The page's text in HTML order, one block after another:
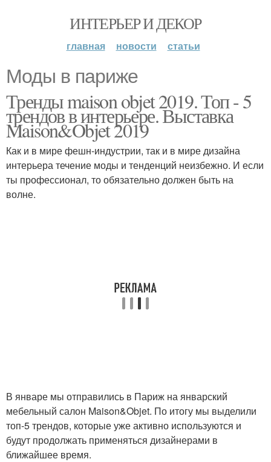
ИНТЕРЬЕР И ДЕКОР
главная новости статьи
Моды в париже
Тренды maison objet 2019. Топ - 5
трендов в интерьере. Выставка
Maison&Objet 2019
Как и в мире фешн-индустрии, так и в мире дизайна
интерьера течение моды и тенденций неизбежно. И если
ты профессионал, то обязательно должен быть на
волне.
В январе мы отправились в Париж на январский
мебельный салон Maison&Objet. По итогу мы выделили
топ-5 трендов, которые уже активно используются и
будут продолжать применяться дизайнерами в
ближайшее время.